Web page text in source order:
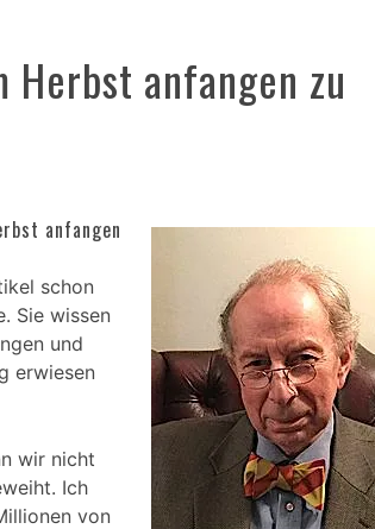
anfangen zu
anfangen
schon
Sie wissen
und
erwiesen
wir nicht
Ich
von